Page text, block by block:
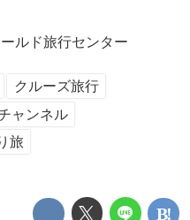
ルド旅行センター
クルーズ旅行
ャンネル
旅